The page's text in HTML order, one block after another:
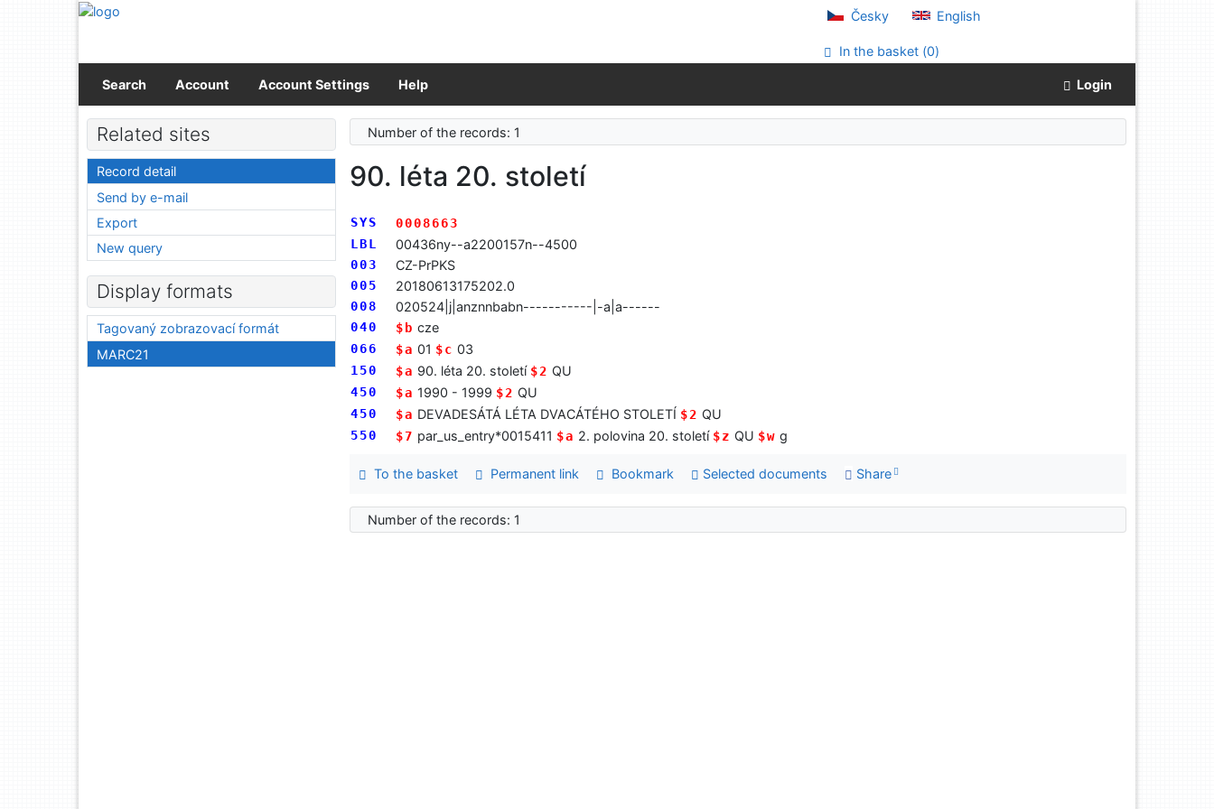
Go to content
Česky English
In the basket (0)
Search Account Account Settings Help Login
Number of the records: 1
90. léta 20. století
SYS
0008663
LBL
00436ny--a2200157n--4500
003 CZ-PrPKS
005 20180613175202.0
008 020524|j|anznnbabn-----------|-a|a------
040 $b cze
066 $a 01 $c 03
150 $a 90. léta 20. století $2 QU
450 $a 1990 - 1999 $2 QU
450 $a DEVADESÁTÁ LÉTA DVACÁTÉHO STOLETÍ $2 QU
550 $7 par_us_entry*0015411 $a 2. polovina 20. století $z QU $w g
To the basket Permanent link Bookmark Selected documents Share
Number of the records: 1
Related sites
Record detail
Send by e-mail
Export
New query
Display formats
Tagovaný zobrazovací formát
MARC21